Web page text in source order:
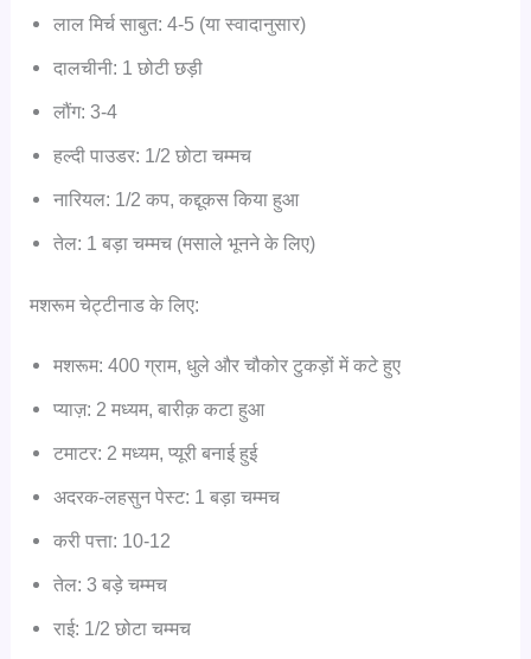
लाल मिर्च साबुत: 4-5 (या स्वादानुसार)
दालचीनी: 1 छोटी छड़ी
लौंग: 3-4
हल्दी पाउडर: 1/2 छोटा चम्मच
नारियल: 1/2 कप, कद्दूकस किया हुआ
तेल: 1 बड़ा चम्मच (मसाले भूनने के लिए)
मशरूम चेट्टीनाड के लिए:
मशरूम: 400 ग्राम, धुले और चौकोर टुकड़ों में कटे हुए
प्याज़: 2 मध्यम, बारीक़ कटा हुआ
टमाटर: 2 मध्यम, प्यूरी बनाई हुई
अदरक-लहसुन पेस्ट: 1 बड़ा चम्मच
करी पत्ता: 10-12
तेल: 3 बड़े चम्मच
राई: 1/2 छोटा चम्मच